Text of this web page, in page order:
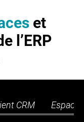
et
l’ERP
CRM Espace